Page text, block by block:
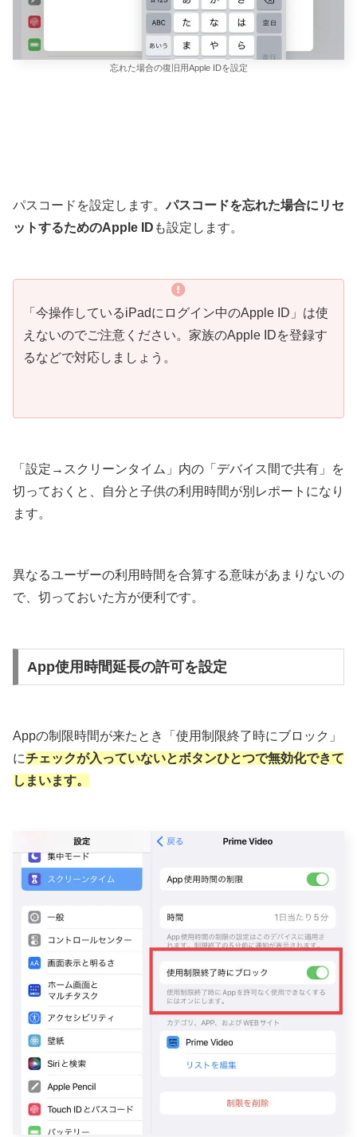
忘れた場合の復旧用Apple IDを設定
パスコードを設定します。パスコードを忘れた場合にリセ
ットするためのApple ID も設定します。
「今操作しているiPadにログイン中のApple ID」は使
えないのでご注意ください。家族のApple IDを登録す
るなどで対応しましょう。
「設定→スクリーンタイム」内の「デバイス間で共有」を
切っておくと、自分と子供の利用時間が別レポートになり
ます。
異なるユーザーの利用時間を合算する意味があまりないの
で、切っておいた方が便利です。
App使用時間延長の許可を設定
Appの制限時間が来たとき「使用制限終了時にブロック」
にチェックが入っていないとボタンひとつで無効化できて
しまいます。